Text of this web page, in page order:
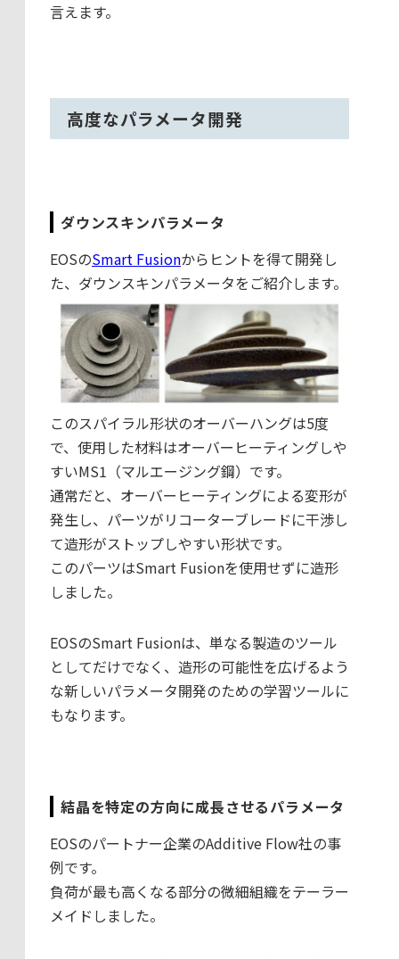
言えます。
高度なパラメータ開発
ダウンスキンパラメータ
EOSのSmart Fusionからヒントを得て開発し
た、ダウンスキンパラメータをご紹介します。
このスパイラル形状のオーバーハングは5度
で、使用した材料はオーバーヒーティングしや
すいMS1（マルエージング鋼）です。
通常だと、オーバーヒーティングによる変形が
発生し、パーツがリコーターブレードに干渉し
て造形がストップしやすい形状です。
このパーツはSmart Fusionを使用せずに造形
しました。
EOSのSmart Fusionは、単なる製造のツール
としてだけでなく、造形の可能性を広げるよう
な新しいパラメータ開発のための学習ツールに
もなります。
結晶を特定の方向に成長させるパラメータ
EOSのパートナー企業のAdditive Flow社の事
例です。
負荷が最も高くなる部分の微細組織をテーラー
メイドしました。